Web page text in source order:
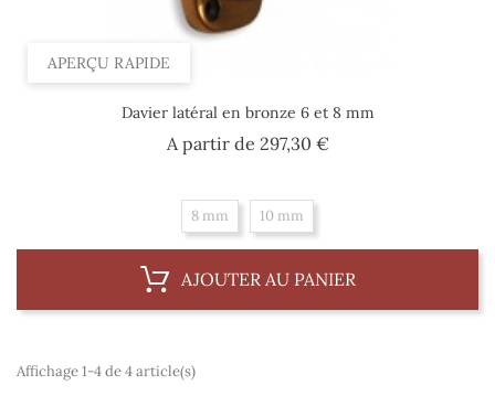
APERÇU RAPIDE
Davier latéral en bronze 6 et 8 mm
A partir de 297,30 €Prix
8 mm 10 mm
AJOUTER AU PANIER
Affichage 1-4 de 4 article(s)